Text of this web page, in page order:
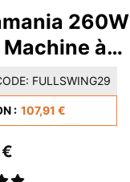
260W
à
Blanc
FULLSWING29
: 107,91 €